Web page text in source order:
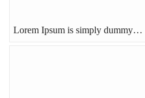
Lorem Ipsum is simply dummy…